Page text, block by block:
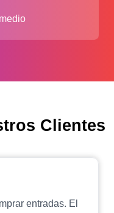
Clientes
entradas. El